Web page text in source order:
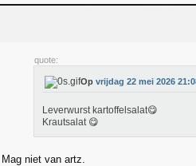
quote:
Op vrijdag 22 mei 2026
Leverwurst kartoffelsalat😋
Krautsalat 😋
Mag niet van artz.